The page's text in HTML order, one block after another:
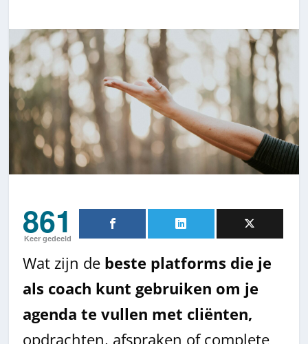
861
Keer gedeeld
Wat zijn de beste platforms die je
als coach kunt gebruiken om je
agenda te vullen met cliënten,
opdrachten, afspraken of complete